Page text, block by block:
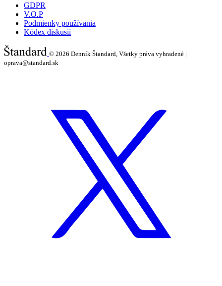
GDPR
V.O.P
Podmienky používania
Kódex diskusií
© 2026 Denník Štandard, Všetky práva vyhradené |
oprava@standard.sk